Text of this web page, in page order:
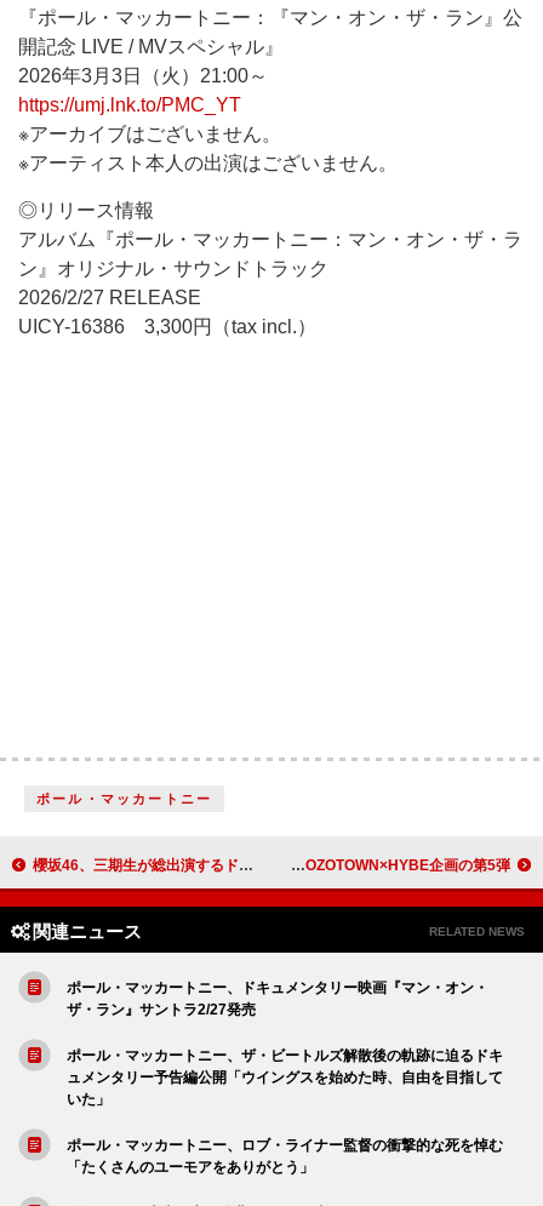
『ポール・マッカートニー：『マン・オン・ザ・ラン』公
開記念 LIVE / MVスペシャル』
2026年3月3日（火）21:00～
https://umj.lnk.to/PMC_YT
※アーカイブはございません。
※アーティスト本人の出演はございません。
◎リリース情報
アルバム『ポール・マッカートニー：マン・オン・ザ・ラ
ン』オリジナル・サウンドトラック
2026/2/27 RELEASE
UICY-16386 3,300円（tax incl.）
ポール・マッカートニー
櫻坂46、三期生が総出演するドラマ『路地裏ホテル』の主題歌は「夏の近道」 ENHYPENのオリジナルアイテム登場、ZOZOTOWN×HYBE企画の第5弾
関連ニュース RELATED NEWS
ポール・マッカートニー、ドキュメンタリー映画『マン・オン・
ザ・ラン』サントラ2/27発売
ポール・マッカートニー、ザ・ビートルズ解散後の軌跡に迫るドキ
ュメンタリー予告編公開「ウイングスを始めた時、自由を目指して
いた」
ポール・マッカートニー、ロブ・ライナー監督の衝撃的な死を悼む
「たくさんのユーモアをありがとう」